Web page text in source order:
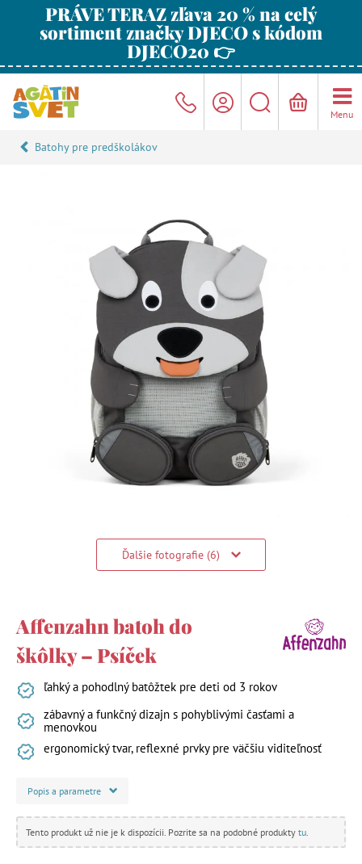
PRÁVE TERAZ zľava 20 % na celý
sortiment značky DJECO s kódom
DJECO20 👉
Menu
Batohy pre predškolákov
Ďalšie fotografie (6)
Affenzahn batoh do
škôlky – Psíček
ľahký a pohodlný batôžtek pre deti od 3 rokov
zábavný a funkčný dizajn s pohyblivými časťami a
menovkou
ergonomický tvar, reflexné prvky pre väčšiu viditeľnosť
Popis a parametre
Tento produkt už nie je k dispozícii. Pozrite sa na podobné produkty tu